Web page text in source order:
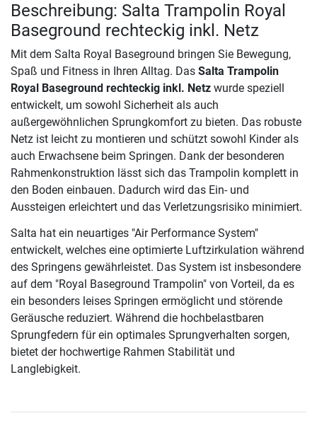
Beschreibung: Salta Trampolin Royal
Baseground rechteckig inkl. Netz
Mit dem Salta Royal Baseground bringen Sie Bewegung,
Spaß und Fitness in Ihren Alltag. Das Salta Trampolin
Royal Baseground rechteckig inkl. Netz wurde speziell
entwickelt, um sowohl Sicherheit als auch
außergewöhnlichen Sprungkomfort zu bieten. Das robuste
Netz ist leicht zu montieren und schützt sowohl Kinder als
auch Erwachsene beim Springen. Dank der besonderen
Rahmenkonstruktion lässt sich das Trampolin komplett in
den Boden einbauen. Dadurch wird das Ein- und
Aussteigen erleichtert und das Verletzungsrisiko minimiert.
Salta hat ein neuartiges "Air Performance System"
entwickelt, welches eine optimierte Luftzirkulation während
des Springens gewährleistet. Das System ist insbesondere
auf dem "Royal Baseground Trampolin" von Vorteil, da es
ein besonders leises Springen ermöglicht und störende
Geräusche reduziert. Während die hochbelastbaren
Sprungfedern für ein optimales Sprungverhalten sorgen,
bietet der hochwertige Rahmen Stabilität und
Langlebigkeit.